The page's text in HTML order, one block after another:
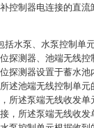
控制器电连接的直流
括水泵、水泵控制单
探测器、池端无线控
探测器设置于蓄水池
述池端无线控制单元
所述泵端无线收发单
，所述泵端无线收发